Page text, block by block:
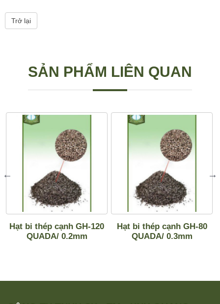
Trở lại
SẢN PHẨM LIÊN QUAN
Hạt bi thép cạnh GH-120
QUADA/ 0.2mm
Hạt bi thép cạnh GH-80
QUADA/ 0.3mm